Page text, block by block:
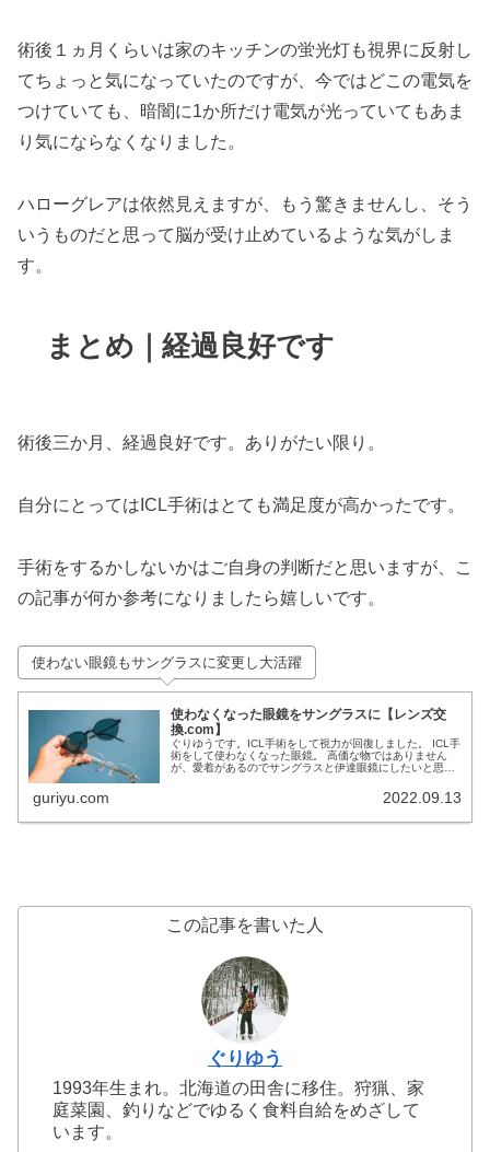
術後１ヵ月くらいは家のキッチンの蛍光灯も視界に反射し
てちょっと気になっていたのですが、今ではどこの電気を
つけていても、暗闇に1か所だけ電気が光っていてもあま
り気にならなくなりました。
ハローグレアは依然見えますが、もう驚きませんし、そう
いうものだと思って脳が受け止めているような気がしま
す。
まとめ｜経過良好です
術後三か月、経過良好です。ありがたい限り。
自分にとってはICL手術はとても満足度が高かったです。
手術をするかしないかはご自身の判断だと思いますが、こ
の記事が何か参考になりましたら嬉しいです。
使わない眼鏡もサングラスに変更し大活躍
使わなくなった眼鏡をサングラスに【レンズ交
換.com】
ぐりゆうです。ICL手術をして視力が回復しました。 ICL手
術をして使わなくなった眼鏡。 高価な物ではありません
が、愛着があるのでサングラスと伊達眼鏡にしたいと思っ
guriyu.com 2022.09.13
この記事を書いた人
ぐりゆう
1993年生まれ。北海道の田舎に移住。狩猟、家
庭菜園、釣りなどでゆるく食料自給をめざして
います。